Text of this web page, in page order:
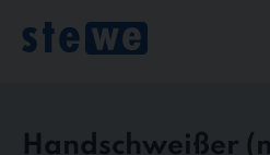
content
Handschweißer